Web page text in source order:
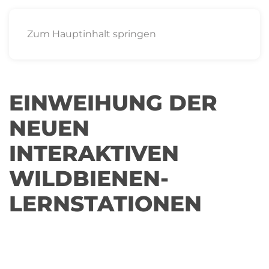
Zum Hauptinhalt springen
EINWEIHUNG DER
NEUEN
INTERAKTIVEN
WILDBIENEN-
LERNSTATIONEN